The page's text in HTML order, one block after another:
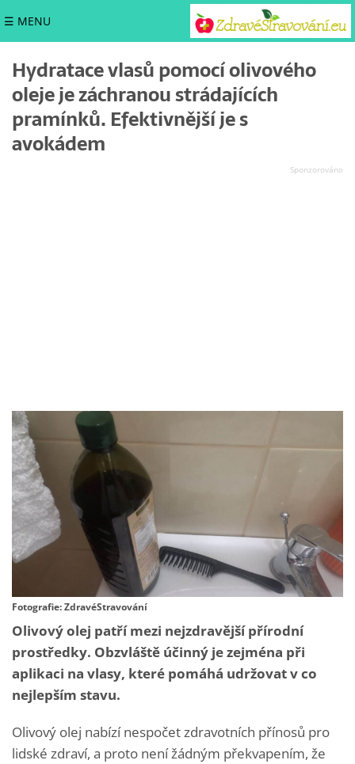
☰ MENU
Hydratace vlasů pomocí olivového
oleje je záchranou strádajících
pramínků. Efektivnější je s
avokádem
Fotografie: ZdravéStravování
Olivový olej patří mezi nejzdravější přírodní
prostředky. Obzvláště účinný je zejména při
aplikaci na vlasy, které pomáhá udržovat v co
nejlepším stavu.
Olivový olej nabízí nespočet zdravotních přínosů pro
lidské zdraví, a proto není žádným překvapením, že